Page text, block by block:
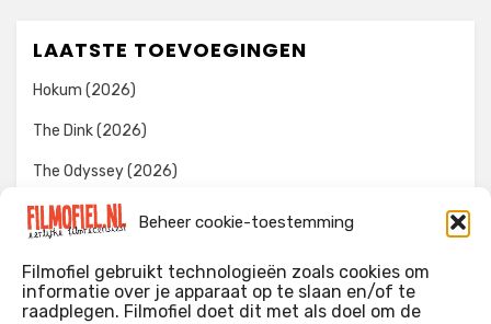
Beheer cookie-toestemming
Filmofiel gebruikt technologieën zoals cookies om
informatie over je apparaat op te slaan en/of te
raadplegen. Filmofiel doet dit met als doel om de
LAATSTE TOEVOEGINGEN
Hokum (2026)
The Dink (2026)
The Odyssey (2026)
Evil Dead Burn (2026)